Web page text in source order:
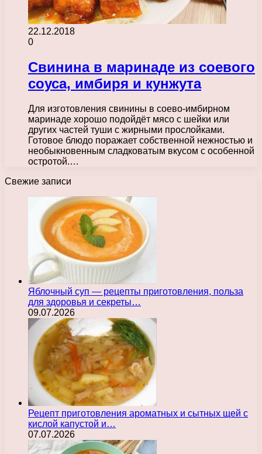
22.12.2018
0
Свинина в маринаде из соевого
соуса, имбиря и кунжута
Для изготовления свинины в соево-имбирном
маринаде хорошо подойдёт мясо с шейки или
других частей туши с жирными прослойками.
Готовое блюдо поражает собственной нежностью и
необыкновенным сладковатым вкусом с особенной
остротой.…
Свежие записи
Яблочный суп — рецепты приготовления, польза
для здоровья и секреты…
09.07.2026
Рецепт приготовления ароматных и сытных щей с
кислой капустой и…
07.07.2026